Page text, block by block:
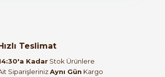
Teslimat
Kadar Stok Ürünlere
SiparişlerinizAynı Gün Kargo